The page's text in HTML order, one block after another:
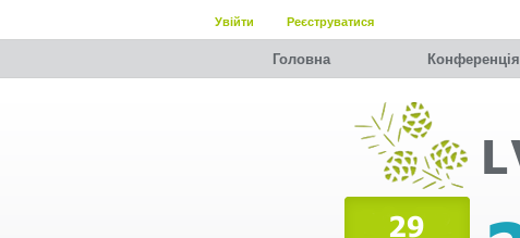
Увійти Реєструватися
Головна Конференція